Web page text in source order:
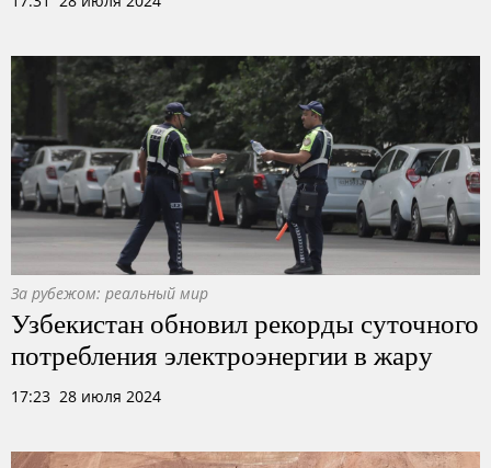
За рубежом: реальный мир
Узбекистан обновил рекорды суточного
потребления электроэнергии в жару
17:23 28 июля 2024